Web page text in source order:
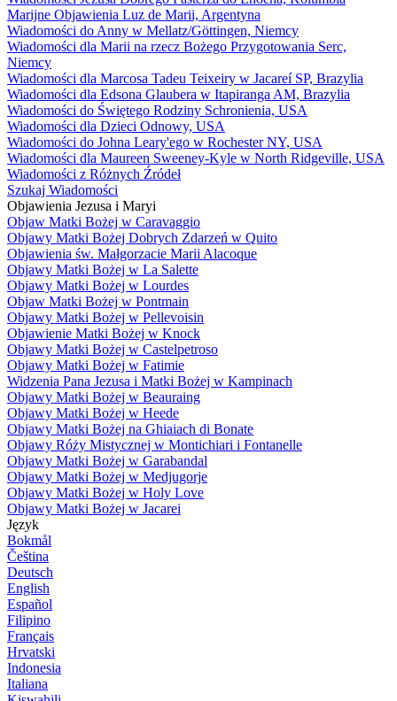
Marijne Objawienia Luz de Marii, Argentyna
Wiadomości do Anny w Mellatz/Göttingen, Niemcy
Wiadomości dla Marii na rzecz Bożego Przygotowania Serc,
Niemcy
Wiadomości dla Marcosa Tadeu Teixeiry w Jacareí SP, Brazylia
Wiadomości dla Edsona Glaubera w Itapiranga AM, Brazylia
Wiadomości do Świętego Rodziny Schronienia, USA
Wiadomości dla Dzieci Odnowy, USA
Wiadomości do Johna Leary'ego w Rochester NY, USA
Wiadomości dla Maureen Sweeney-Kyle w North Ridgeville, USA
Wiadomości z Różnych Źródeł
Szukaj Wiadomości
Objawienia Jezusa i Maryi
Objaw Matki Bożej w Caravaggio
Objawy Matki Bożej Dobrych Zdarzeń w Quito
Objawienia św. Małgorzacie Marii Alacoque
Objawy Matki Bożej w La Salette
Objawy Matki Bożej w Lourdes
Objaw Matki Bożej w Pontmain
Objawy Matki Bożej w Pellevoisin
Objawienie Matki Bożej w Knock
Objawy Matki Bożej w Castelpetroso
Objawy Matki Bożej w Fatimie
Widzenia Pana Jezusa i Matki Bożej w Kampinach
Objawy Matki Bożej w Beauraing
Objawy Matki Bożej w Heede
Objawy Matki Bożej na Ghiaiach di Bonate
Objawy Róży Mistycznej w Montichiari i Fontanelle
Objawy Matki Bożej w Garabandal
Objawy Matki Bożej w Medjugorje
Objawy Matki Bożej w Holy Love
Objawy Matki Bożej w Jacarei
Język
Bokmål
Čeština
Deutsch
English
Español
Filipino
Français
Hrvatski
Indonesia
Italiana